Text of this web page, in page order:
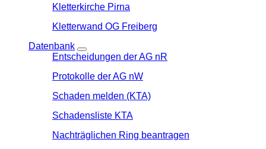
Kletterkirche Pirna
Kletterwand OG Freiberg
Datenbank
Entscheidungen der AG nR
Protokolle der AG nW
Schaden melden (KTA)
Schadensliste KTA
Nachträglichen Ring beantragen